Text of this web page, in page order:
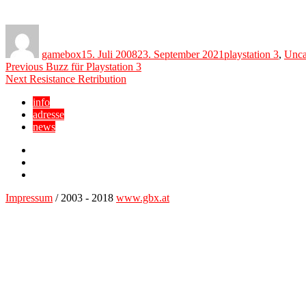
gamebox15. Juli 200823. September 2021playstation 3,
Beitragsnavigation
Previous Previous
post:
Buzz für Playstation 3
Next Next
Resistance Retribution
info
adresse
news
Impressum / 2003 - 2018 www.gbx.at